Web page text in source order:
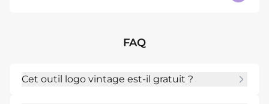
FAQ
Cet outil logo vintage est-il gratuit ?